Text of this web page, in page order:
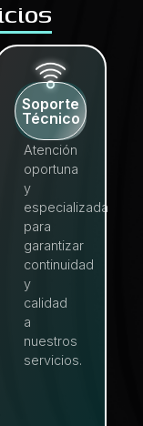
Soporte
Técnico
Atención
oportuna
y
especializada
para
garantizar
continuidad
y
calidad
a
nuestros
servicios.